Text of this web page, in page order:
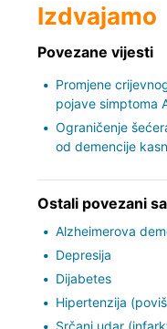
Izdvajamo
Povezane vijesti
Promjene
pojave simptoma
Ograničenje
od demencije
Ostali povezani
Alzheimerova
Depresija
Dijabetes
Hipertenzija
Srčani udar